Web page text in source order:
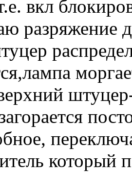
вкл
разряжение
который